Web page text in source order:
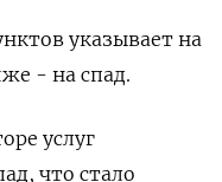
указывает на
- на спад.
услуг
что стало